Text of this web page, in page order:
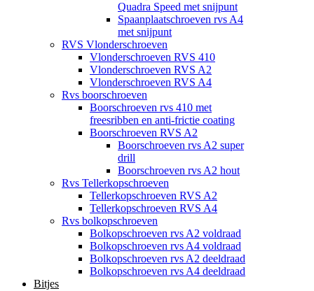
Quadra Speed met snijpunt
Spaanplaatschroeven rvs A4
met snijpunt
RVS Vlonderschroeven
Vlonderschroeven RVS 410
Vlonderschroeven RVS A2
Vlonderschroeven RVS A4
Rvs boorschroeven
Boorschroeven rvs 410 met
freesribben en anti-frictie coating
Boorschroeven RVS A2
Boorschroeven rvs A2 super
drill
Boorschroeven rvs A2 hout
Rvs Tellerkopschroeven
Tellerkopschroeven RVS A2
Tellerkopschroeven RVS A4
Rvs bolkopschroeven
Bolkopschroeven rvs A2 voldraad
Bolkopschroeven rvs A4 voldraad
Bolkopschroeven rvs A2 deeldraad
Bolkopschroeven rvs A4 deeldraad
Bitjes